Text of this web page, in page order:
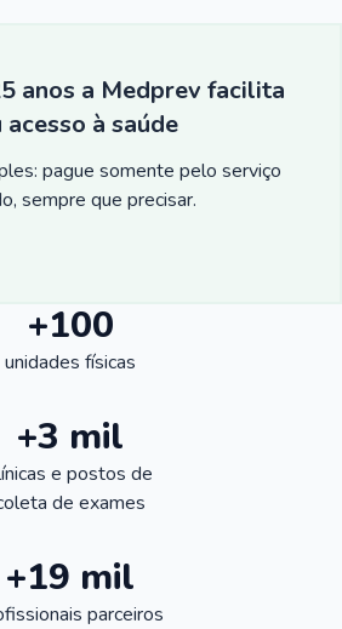
anos a Medprev facilita
acesso à saúde
pague somente pelo serviço
sempre que precisar.
+100
unidades físicas
+3 mil
e postos de
de exames
+19 mil
parceiros